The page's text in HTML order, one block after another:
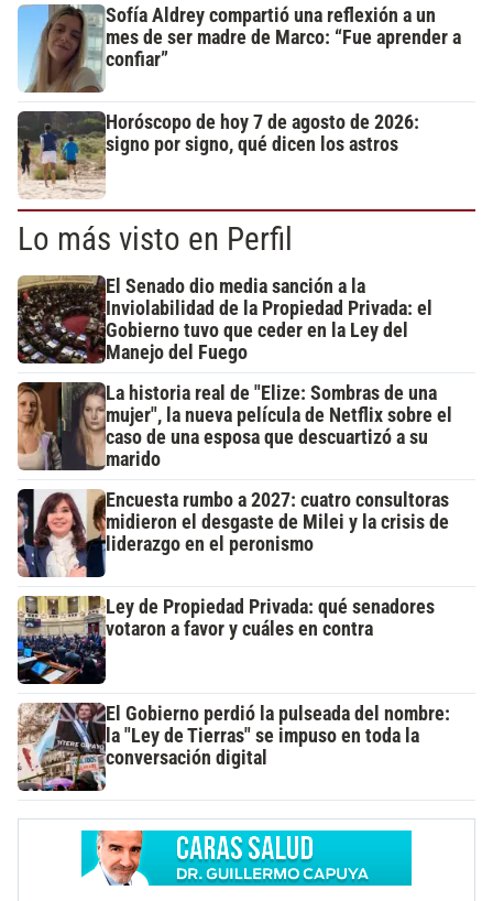
Sofía Aldrey compartió una reflexión a un
mes de ser madre de Marco: “Fue aprender a
confiar”
Horóscopo de hoy 7 de agosto de 2026:
signo por signo, qué dicen los astros
Lo más visto en Perfil
El Senado dio media sanción a la
Inviolabilidad de la Propiedad Privada: el
Gobierno tuvo que ceder en la Ley del
Manejo del Fuego
La historia real de "Elize: Sombras de una
mujer", la nueva película de Netflix sobre el
caso de una esposa que descuartizó a su
marido
Encuesta rumbo a 2027: cuatro consultoras
midieron el desgaste de Milei y la crisis de
liderazgo en el peronismo
Ley de Propiedad Privada: qué senadores
votaron a favor y cuáles en contra
El Gobierno perdió la pulseada del nombre:
la "Ley de Tierras" se impuso en toda la
conversación digital